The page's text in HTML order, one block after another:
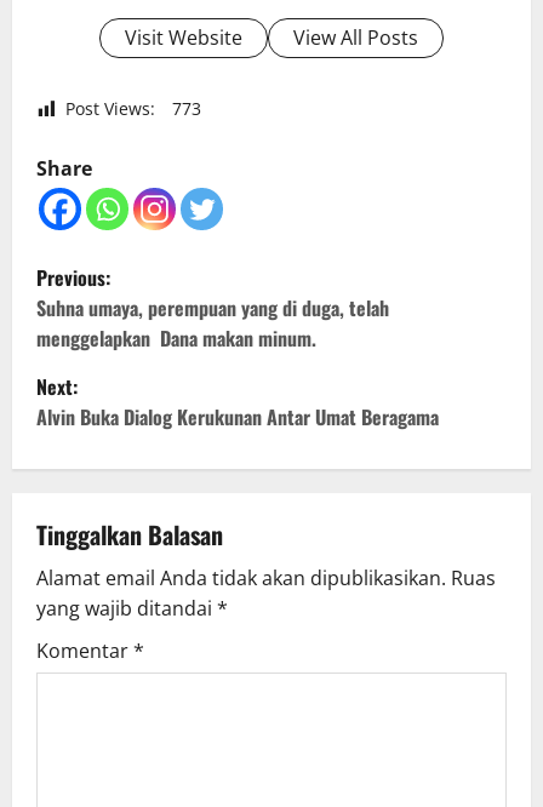
Visit Website View All Posts
Post Views: 773
Share
P
o
s
t
n
a
v
i
g
Previous:
Suhna umaya, perempuan yang di duga, telah
menggelapkan Dana makan minum.
Next:
Alvin Buka Dialog Kerukunan Antar Umat Beragama
Tinggalkan Balasan
Alamat email Anda tidak akan dipublikasikan. Ruas
yang wajib ditandai *
Komentar*